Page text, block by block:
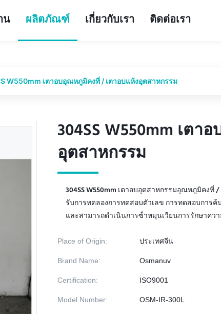
น ผลิตภัณฑ์ เกี่ยวกับเรา ติดต่อเรา
W550mm เตาอบอุณหภูมิคงที่ / เตาอบแห้งอุตสาหกรรม
304SS W550mm เต
อุตสาหกรรม
304SS W550mm เต
อุตสาหกรรม
304SS W550mm เตาอบอุตสาหกรรมอุณหภูมิคง
รับการทดลองการทดสอบตัวเลข การทดสอบการ
และสามารถดําเนินการซ้ําหมุนเวียนการรักษาคว
Place of Origin: ประเทศจีน
Brand Name: Osmanuv
Certification: ISO9001
Model Number: OSM-IR-300L